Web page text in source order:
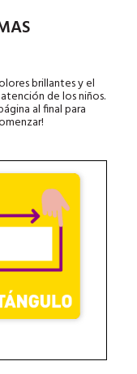
brillantes y el
de los niños.
al final para